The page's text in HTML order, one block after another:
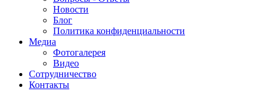
Новости
Блог
Политика конфиденциальности
Медиа
Фотогалерея
Видео
Сотрудничество
Контакты